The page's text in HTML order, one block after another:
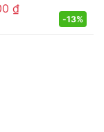
₫
-13%